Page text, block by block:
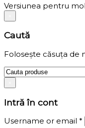
Versiunea pentru
Caută
Folosește căsuța de
Intră în cont
Username or email *